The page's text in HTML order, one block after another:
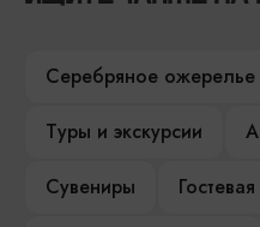
Серебряное ожерелье
Туры и экскурсии
Сувениры